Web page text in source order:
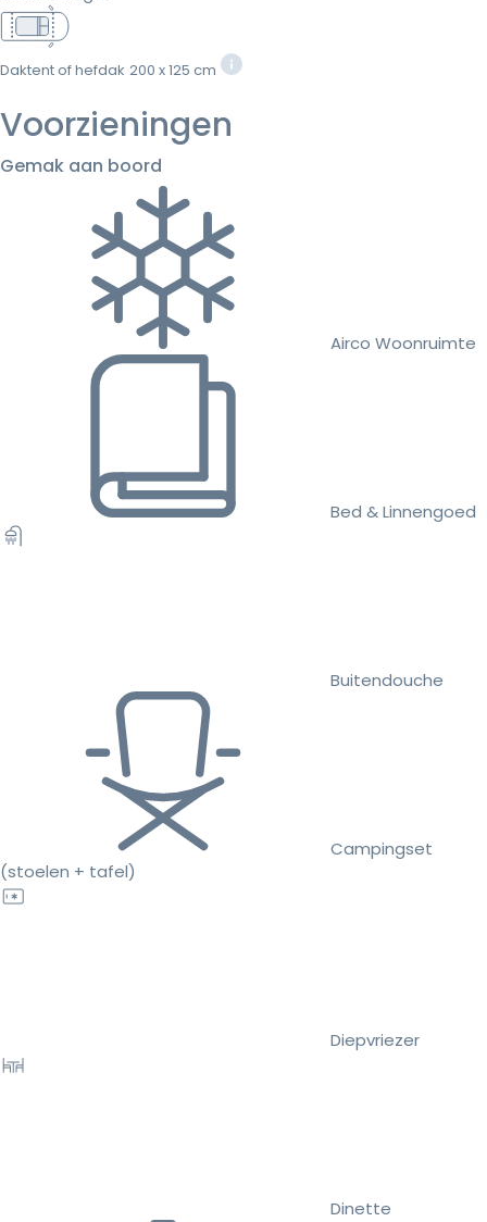
Daktent of hefdak 200 x 125 cm
Voorzieningen
Gemak aan boord
Airco Woonruimte
Bed & Linnengoed
Buitendouche
Campingset
(stoelen + tafel)
Diepvriezer
Dinette